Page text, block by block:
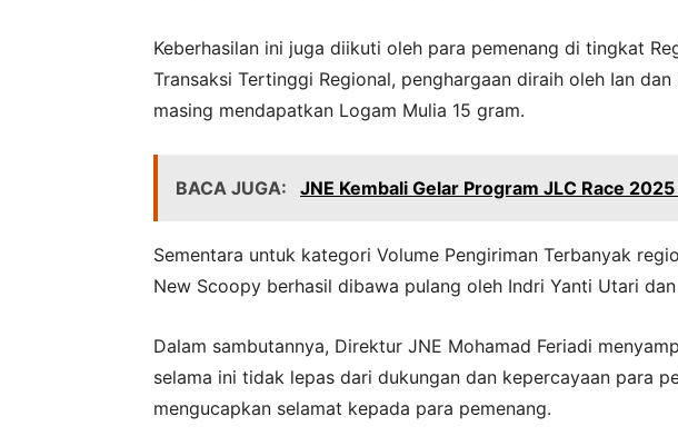
Keberhasilan ini juga diikuti oleh para pemenang di tingkat
Transaksi Tertinggi Regional, penghargaan diraih oleh Ian
masing mendapatkan Logam Mulia 15 gram.
BACA JUGA: JNE Kembali Gelar Program JLC Race
Sementara untuk kategori Volume Pengiriman Terbanyak
New Scoopy berhasil dibawa pulang oleh Indri Yanti Utari
Dalam sambutannya, Direktur JNE Mohamad Feriadi
selama ini tidak lepas dari dukungan dan kepercayaan para
mengucapkan selamat kepada para pemenang.